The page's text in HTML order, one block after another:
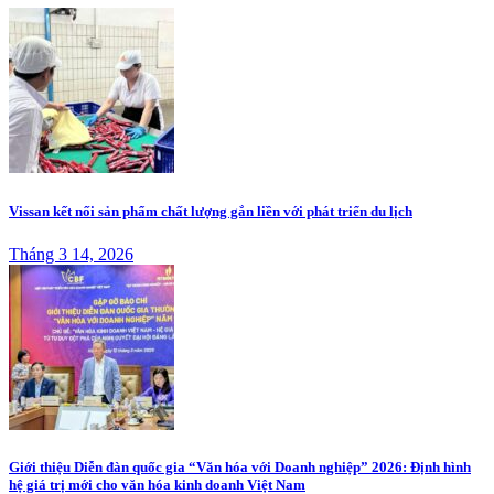
Vissan kết nối sản phẩm chất lượng gắn liền với phát triển du lịch
Tháng 3 14, 2026
Giới thiệu Diễn đàn quốc gia “Văn hóa với Doanh nghiệp” 2026: Định hình
hệ giá trị mới cho văn hóa kinh doanh Việt Nam